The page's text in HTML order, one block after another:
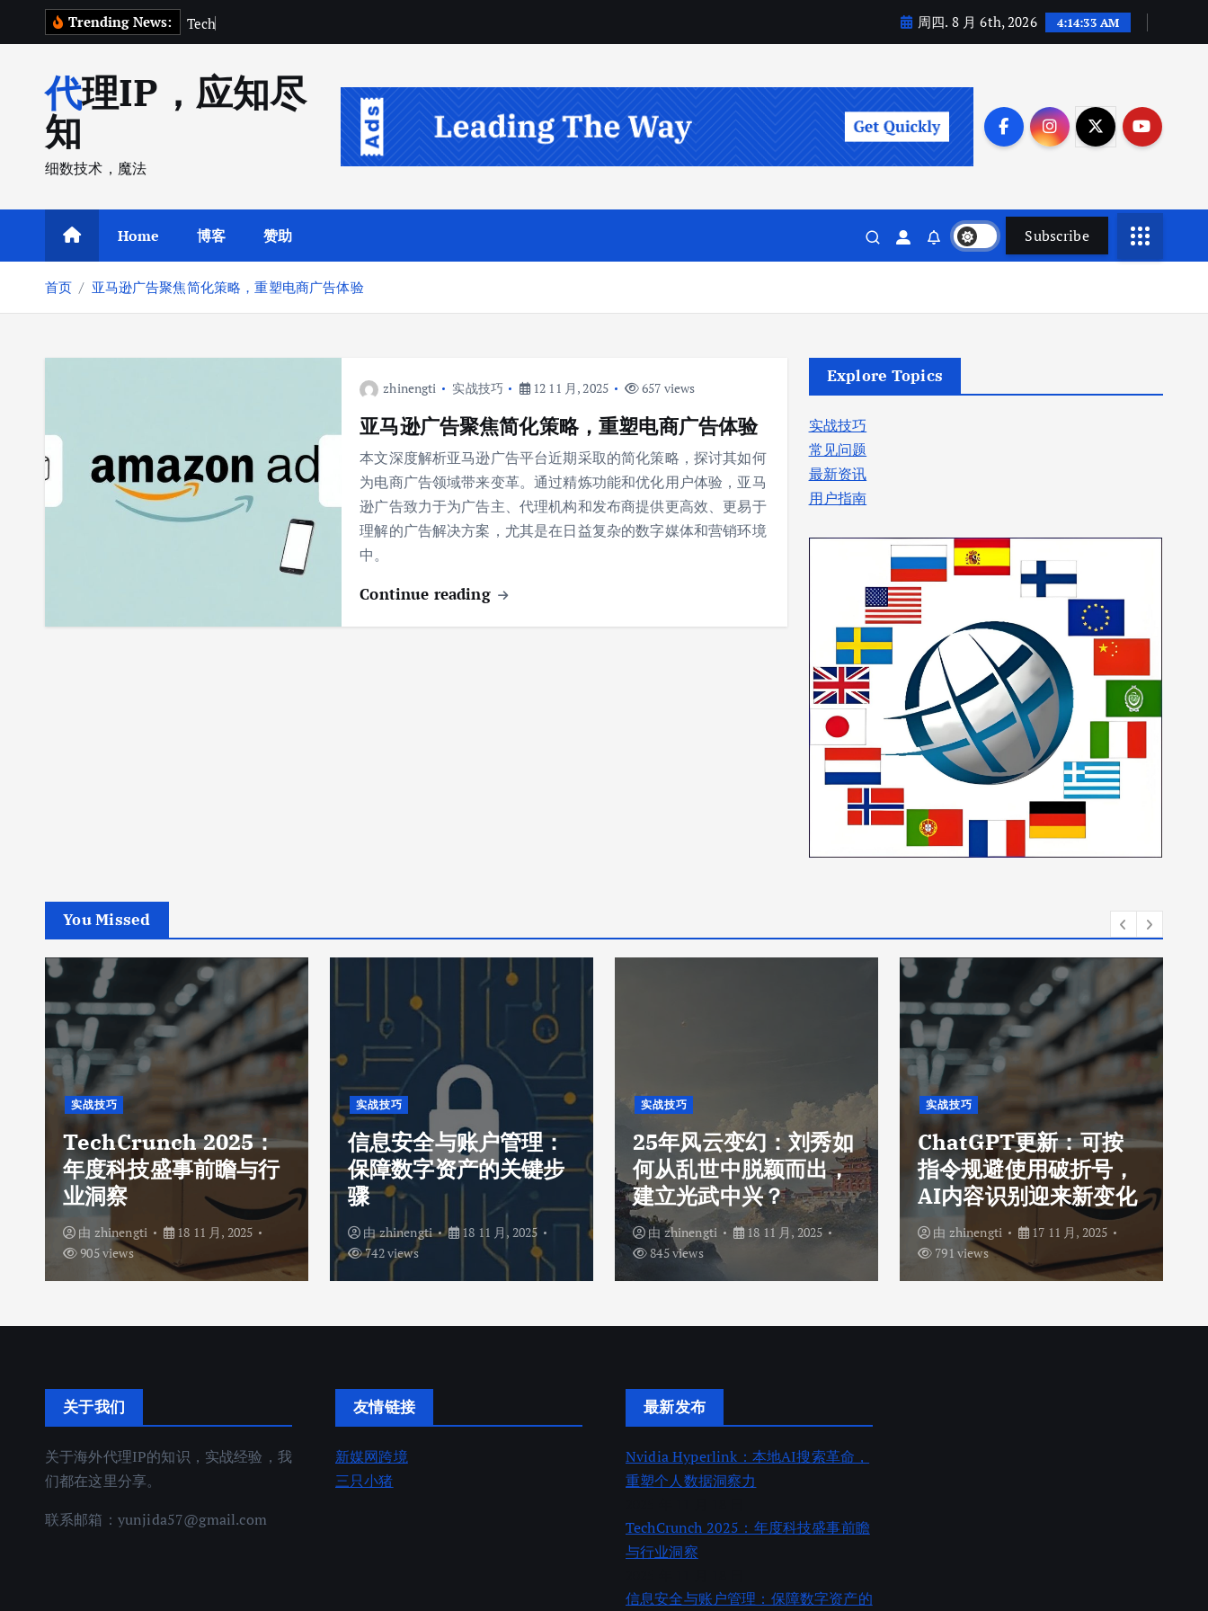
Trending News: Tech 周四. 8 月 6th, 2026 4:14:34 AM
代理IP，应知尽
知
细数技术，魔法
Home 博客 赞助 Subscribe
首页 亚马逊广告聚焦简化策略，重塑电商广告体验
zhinengti 实战技巧 12 11 月, 2025 657 views
亚马逊广告聚焦简化策略，重塑电商广告体验
本文深度解析亚马逊广告平台近期采取的简化策略，探讨其如何
为电商广告领域带来变革。通过精炼功能和优化用户体验，亚马
逊广告致力于为广告主、代理机构和发布商提供更高效、更易于
理解的广告解决方案，尤其是在日益复杂的数字媒体和营销环境
中。
Continue reading
Explore Topics
实战技巧
常见问题
最新资讯
用户指南
You Missed
实战技巧
TechCrunch 2025：
年度科技盛事前瞻与行
业洞察
由 zhinengti
18 11 月, 2025
905 views
实战技巧
信息安全与账户管理：
保障数字资产的关键步
骤
由zhinengti
18 11 月, 2025
742 views
实战技巧
25年风云变幻：刘秀如
何从乱世中脱颖而出，
建立光武中兴？
由 zhinengti
18 11 月, 2025
845 views
实战技巧
ChatGPT更新：可按
指令规避使用破折号，
AI内容识别迎来新变化
由 zhinengti
17 11 月, 2025
791 views
关于我们
关于海外代理IP的知识，实战经验，我
们都在这里分享。
联系邮箱： yunjida57@gmail.com
友情链接
新媒网跨境
三只小猪
最新发布
Nvidia Hyperlink：本地AI搜索革命，
重塑个人数据洞察力
TechCrunch 2025：年度科技盛事前瞻
与行业洞察
信息安全与账户管理：保障数字资产的